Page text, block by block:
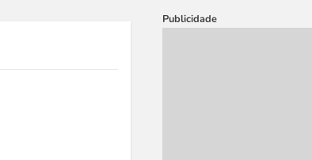
Publicidade